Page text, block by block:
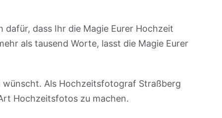
dass Ihr die Magie Eurer Hochzeit
als tausend Worte, lasst die Magie Eurer
wünscht. Als Hochzeitsfotograf Straßberg
Hochzeitsfotos zu machen.